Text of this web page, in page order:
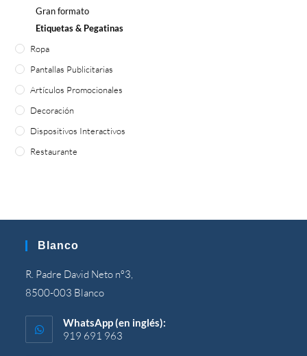
Gran formato
Etiquetas & Pegatinas
Ropa
Pantallas Publicitarias
Artículos Promocionales
Decoración
Dispositivos Interactivos
Restaurante
Blanco
R. Padre David Neto nº3,
8500-003 Blanco
WhatsApp (en inglés):
919 691 963